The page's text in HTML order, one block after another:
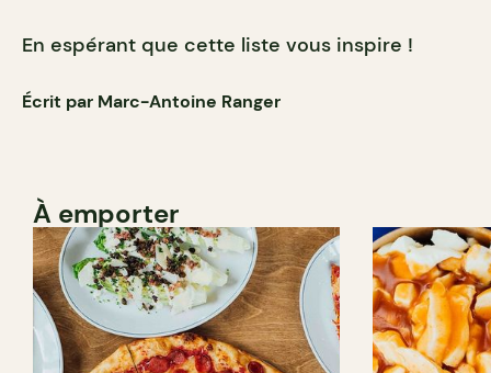
En espérant que cette liste vous inspire !
Écrit par Marc-Antoine Ranger
À emporter